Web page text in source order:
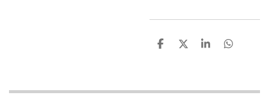
D
n
D
S
e
D
n